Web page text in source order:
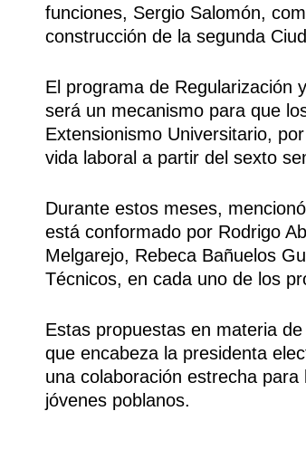
funciones, Sergio Salomón,
construcción de la segunda
El programa de Regularización
será un mecanismo para que
Extensionismo Universitario,
vida laboral a partir del sexto
Durante estos meses,
está conformado por Rodrigo
Melgarejo, Rebeca Bañuelos
Técnicos, en cada uno de los
Estas propuestas en materia
que encabeza la presidenta
una colaboración estrecha
jóvenes poblanos.